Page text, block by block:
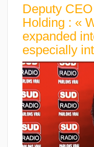
Deputy
Holding : «
expanded
especially